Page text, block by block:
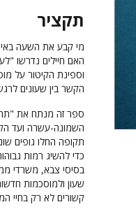
תקציר
מי קבע את השעה
האם חיילים נדרשו
וספינת הקיטור על
הקשר בין שעונים
ספר זה מנתח את
השמונה-עשרה ועד
תקופה החלו גופים
כדי להשיג רמות
בסיסי צבא, משרדי
שעון ולמוסכמות
קשורים לא רק בחיי